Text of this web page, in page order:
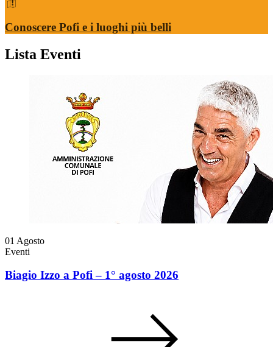
Conoscere Pofi e i luoghi più belli
Lista Eventi
01 Agosto
Eventi
Biagio Izzo a Pofi – 1° agosto 2026